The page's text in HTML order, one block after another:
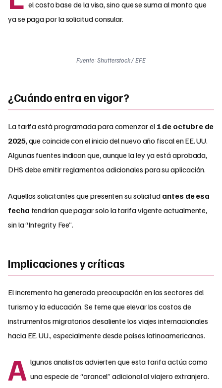
el costo base de la visa, sino que se suma al monto que
ya se paga por la solicitud consular.
Fuente: Shutterstock / EFE
¿Cuándo entra en vigor?
La tarifa está programada para comenzar el 1 de octubre de
2025, que coincide con el inicio del nuevo año fiscal en EE. UU.
Algunas fuentes indican que, aunque la ley ya está aprobada,
DHS debe emitir reglamentos adicionales para su aplicación.
Aquellos solicitantes que presenten su solicitud antes de esa
fecha tendrían que pagar solo la tarifa vigente actualmente,
sin la “Integrity Fee”.
Implicaciones y críticas
El incremento ha generado preocupación en los sectores del
turismo y la educación. Se teme que elevar los costos de
instrumentos migratorios desaliente los viajes internacionales
hacia EE. UU., especialmente desde países latinoamericanos.
A lgunos analistas advierten que esta tarifa actúa como
una especie de “arancel” adicional al viajero extranjero.